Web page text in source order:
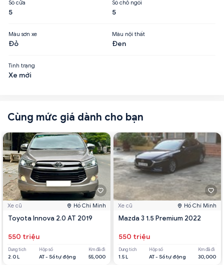
Số cửa
5
Số chỗ ngồi
5
Màu sơn xe
Đỏ
Màu nội thất
Đen
Tình trạng
Xe mới
Cùng mức giá dành cho bạn
Xe cũ Hồ Chí Minh
Toyota Innova 2.0 AT 2019
550 triệu
Dung tích
2.0 L
Hộp số
AT - Số tự động
Km đã đi
55,000
Xe cũ Hồ Chí Minh
Mazda 3 1.5 Premium 2022
550 triệu
Dung tích
1.5 L
Hộp số
AT - Số tự động
Km đã đi
30,000